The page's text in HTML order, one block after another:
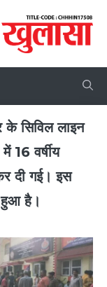
सिविल लाइन
16 वर्षीय
दी गई। इस
हुआ है।